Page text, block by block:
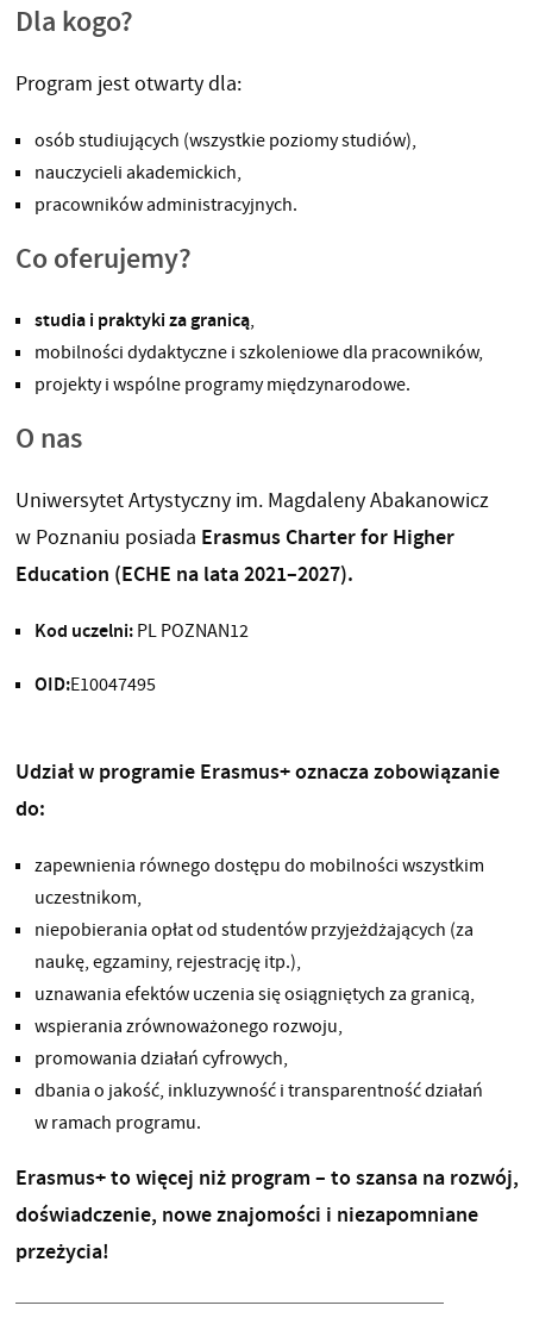
Dla kogo?
Program jest otwarty dla:
osób studiujących (wszystkie poziomy studiów),
nauczycieli akademickich,
pracowników administracyjnych.
Co oferujemy?
studia i praktyki za granicą,
mobilności dydaktyczne i szkoleniowe dla pracowników,
projekty i wspólne programy międzynarodowe.
O nas
Uniwersytet Artystyczny im. Magdaleny Abakanowicz
w Poznaniu posiada Erasmus Charter for Higher
Education (ECHE na lata 2021–2027).
Kod uczelni:PL POZNAN12
OID:E10047495
Udział w programie Erasmus+ oznacza zobowiązanie
do:
zapewnienia równego dostępu do mobilności wszystkim
uczestnikom,
niepobierania opłat od studentów przyjeżdżających (za
naukę, egzaminy, rejestrację itp.),
uznawania efektów uczenia się osiągniętych za granicą,
wspierania zrównoważonego rozwoju,
promowania działań cyfrowych,
dbania o jakość, inkluzywność i transparentność działań
w ramach programu.
Erasmus+ to więcej niż program – to szansa na rozwój,
doświadczenie, nowe znajomości i niezapomniane
przeżycia!